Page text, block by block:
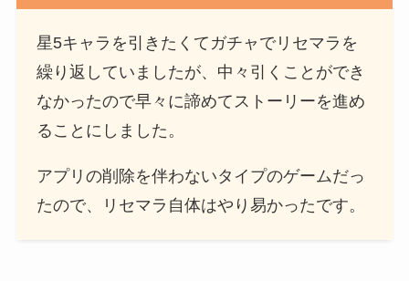
星5キャラを引きたくてガチャでリセマラを
繰り返していましたが、中々引くことができ
なかったので早々に諦めてストーリーを進め
ることにしました。
アプリの削除を伴わないタイプのゲームだっ
たので、リセマラ自体はやり易かったです。